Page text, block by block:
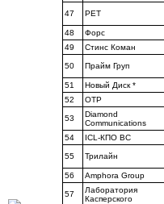
47 РЕТ
48 Форс
49
Стинс Коман
50 Прайм Груп
51 Новый Диск *
52
ОТР
53
Diamond
Communications
54 ICL-КПО ВС
55 Трилайн
56 Amphora Group
57
Лаборатория
Касперского